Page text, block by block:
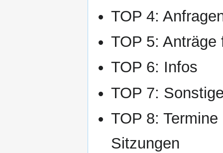
TOP 4:
TOP 5:
TOP 6: Infos
TOP 7:
TOP 8:
Sitzungen